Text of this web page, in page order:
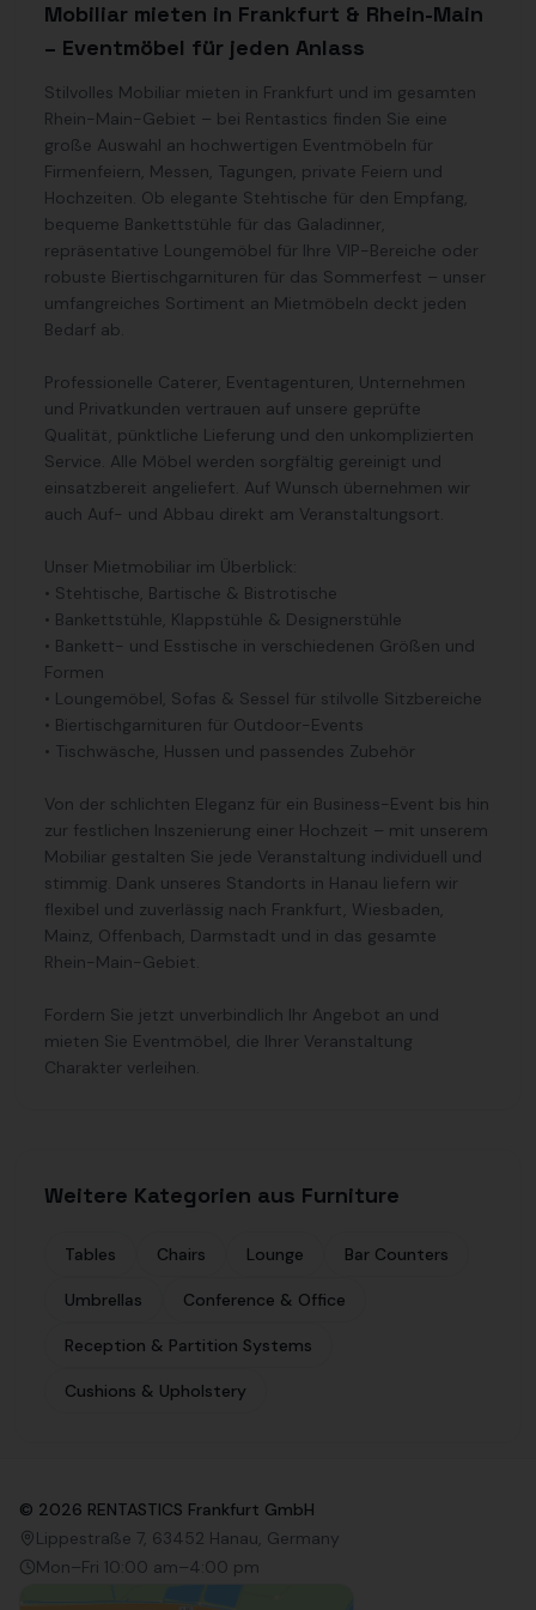
Mobiliar mieten in Frankfurt & Rhein-Main
– Eventmöbel für jeden Anlass
Stilvolles Mobiliar mieten in Frankfurt und im gesamten
Rhein-Main-Gebiet – bei Rentastics finden Sie eine
große Auswahl an hochwertigen Eventmöbeln für
Firmenfeiern, Messen, Tagungen, private Feiern und
Hochzeiten. Ob elegante Stehtische für den Empfang,
bequeme Bankettstühle für das Galadinner,
repräsentative Loungemöbel für Ihre VIP-Bereiche oder
robuste Biertischgarnituren für das Sommerfest – unser
umfangreiches Sortiment an Mietmöbeln deckt jeden
Bedarf ab.
Professionelle Caterer, Eventagenturen, Unternehmen
und Privatkunden vertrauen auf unsere geprüfte
Qualität, pünktliche Lieferung und den unkomplizierten
Service. Alle Möbel werden sorgfältig gereinigt und
einsatzbereit angeliefert. Auf Wunsch übernehmen wir
auch Auf- und Abbau direkt am Veranstaltungsort.
Unser Mietmobiliar im Überblick:
• Stehtische, Bartische & Bistrotische
• Bankettstühle, Klappstühle & Designerstühle
• Bankett- und Esstische in verschiedenen Größen und
Formen
• Loungemöbel, Sofas & Sessel für stilvolle Sitzbereiche
• Biertischgarnituren für Outdoor-Events
• Tischwäsche, Hussen und passendes Zubehör
Von der schlichten Eleganz für ein Business-Event bis hin
zur festlichen Inszenierung einer Hochzeit – mit unserem
Mobiliar gestalten Sie jede Veranstaltung individuell und
stimmig. Dank unseres Standorts in Hanau liefern wir
flexibel und zuverlässig nach Frankfurt, Wiesbaden,
Mainz, Offenbach, Darmstadt und in das gesamte
Rhein-Main-Gebiet.
Fordern Sie jetzt unverbindlich Ihr Angebot an und
mieten Sie Eventmöbel, die Ihrer Veranstaltung
Charakter verleihen.
Weitere Kategorien aus Furniture
Tables Chairs Lounge Bar Counters
Umbrellas Conference & Office
Reception & Partition Systems
Cushions & Upholstery
© 2026 RENTASTICS Frankfurt GmbH
Lippestraße 7, 63452 Hanau, Germany
Mon–Fri 10:00 am–4:00 pm